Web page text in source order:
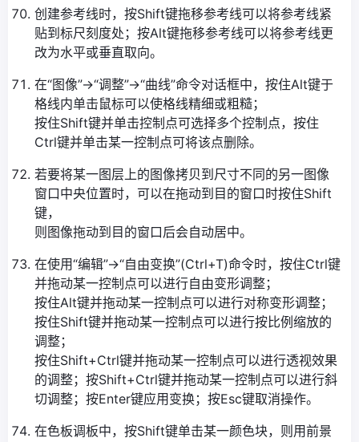
创建参考线时，按Shift键拖移参考线可以将参考线紧
贴到标尺刻度处；按Alt键拖移参考线可以将参考线更
改为水平或垂直取向。
在“图像”→“调整”→“曲线”命令对话框中，按住Alt键于
格线内单击鼠标可以使格线精细或粗糙；
按住Shift键并单击控制点可选择多个控制点，按住
Ctrl键并单击某一控制点可将该点删除。
若要将某一图层上的图像拷贝到尺寸不同的另一图像
窗口中央位置时，可以在拖动到目的窗口时按住Shift
键，
则图像拖动到目的窗口后会自动居中。
在使用“编辑”→“自由变换”(Ctrl+T)命令时，按住Ctrl键
并拖动某一控制点可以进行自由变形调整；
按住Alt键并拖动某一控制点可以进行对称变形调整；
按住Shift键并拖动某一控制点可以进行按比例缩放的
调整；
按住Shift+Ctrl键并拖动某一控制点可以进行透视效果
的调整；按Shift+Ctrl键并拖动某一控制点可以进行斜
切调整；按Enter键应用变换；按Esc键取消操作。
在色板调板中，按Shift键单击某一颜色块，则用前景